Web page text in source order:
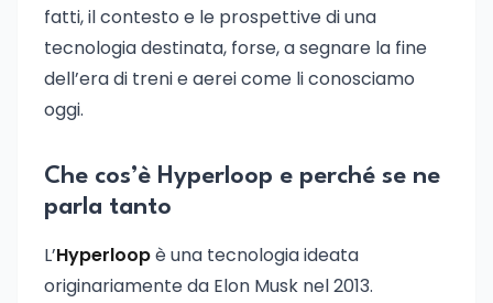
fatti, il contesto e le prospettive di una
tecnologia destinata, forse, a segnare la fine
dell’era di treni e aerei come li conosciamo
oggi.
Che cos’è Hyperloop e perché se ne
parla tanto
L’Hyperloopè una tecnologia ideata
originariamente da Elon Musk nel 2013.